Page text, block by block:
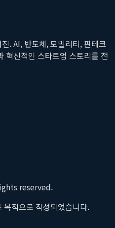
. AI, 반도체, 모빌리티, 핀테크
혁신적인 스타트업 스토리를 전
reserved.
목적으로 작성되었습니다.